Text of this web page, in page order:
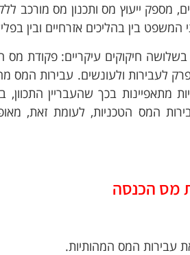
מספק ייעוץ מס ותכנון מס מורכב
בין בהליכים אזרחיים ובין
בשלושה חיקוקים עיקריים: פקודת
לעבירות ולעונשים. עבירות המס
מתאפיינות בכך שהעבריין
המס הטכניות, לעומת זאת,
מס הכנסה